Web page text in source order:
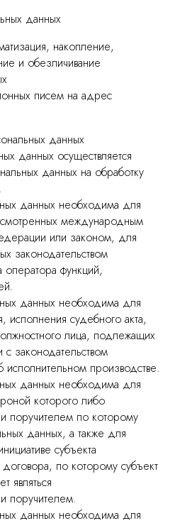
данных
накопление,
и обезличивание
писем на адрес
данных
данных осуществляется
данных на обработку
данных необходима для
международным
или законом, для
законодательством
функций,
данных необходима для
исполнения судебного акта,
лица, подлежащих
с законодательством
производстве.
данных необходима для
которого либо
поручителем по которому
данных, а также для
субъекта
по которому субъект
являться
поручителем.
данных необходима для